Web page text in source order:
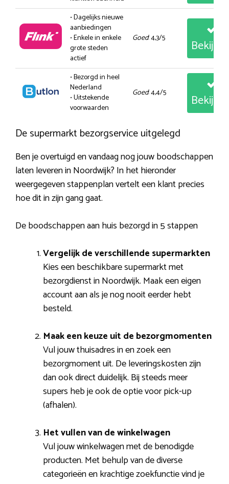
• Dagelijks nieuwe
aanbiedingen
• Enkele in enkele
grote steden
actief
Goed: 4,3/5
• Bezorgd in heel
Nederland
• Uitstekende
voorwaarden
Goed: 4,4/5
De supermarkt bezorgservice uitgelegd
Ben je overtuigd en vandaag nog jouw boodschappen
laten leveren in Noordwijk? In het hieronder
weergegeven stappenplan vertelt een klant precies
hoe dit in zijn gang gaat.
De boodschappen aan huis bezorgd in 5 stappen
Vergelijk de verschillende supermarkten
Kies een beschikbare supermarkt met
bezorgdienst in Noordwijk. Maak een eigen
account aan als je nog nooit eerder hebt
besteld.
Maak een keuze uit de bezorgmomenten
Vul jouw thuisadres in en zoek een
bezorgmoment uit. De leveringskosten zijn
dan ook direct duidelijk. Bij steeds meer
supers heb je ook de optie voor pick-up
(afhalen).
Het vullen van de winkelwagen
Vul jouw winkelwagen met de benodigde
producten. Met behulp van de diverse
categorieën en krachtige zoekfunctie vind je